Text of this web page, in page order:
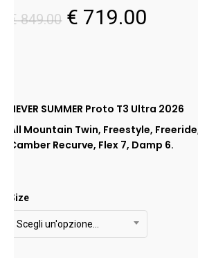
€849.00 Il
€ 849.00.
€ 719.00
€
NEVER SUMMER Proto T3 Ultra 2026
All Mountain Twin, Freestyle,
Camber Recurve, Flex 7, Damp 6.
Size
Scegli un'opzione…